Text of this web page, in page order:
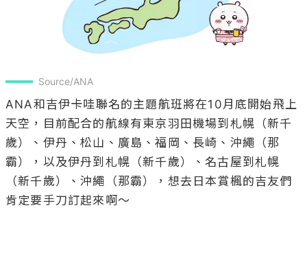
Source/ANA
ANA和吉伊卡哇聯名的主題航班將在10月底開始飛上
天空，目前配合的航線有東京羽田機場到札幌（新千
歲）、伊丹、松山、廣島、福岡、長崎、沖繩（那
霸），以及伊丹到札幌（新千歲）、名古屋到札幌
（新千歲）、沖繩（那霸），想去日本賞楓的吉友們
肯定要手刀訂起來啊～